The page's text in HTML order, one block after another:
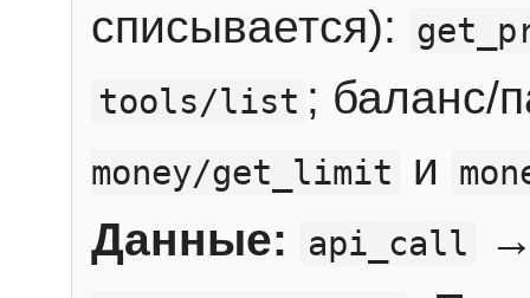
списывается):
tools/list ; баланс/
money/get_limit и
Данные: api_call